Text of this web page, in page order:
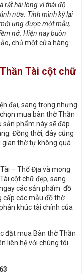
rất hài lòng vì thái độ
nữa. Tính mình kỹ lại
ưng được một mẫu,
nở. Hiện nay buôn
chủ một cửa hàng
Tài cột chữ
đại, sang trọng nhưng
mua bàn thờ Thần
sản phẩm này sẽ đáp
Đồng thời, đây cũng
gian thờ tự không quá
– Thổ Địa và mong
cột chữ đẹp, sang
các sản phẩm đồ
cấp các mẫu đồ thờ
khúc tài chính của
đặt mua Bàn thờ Thần
liên hệ với chúng tôi